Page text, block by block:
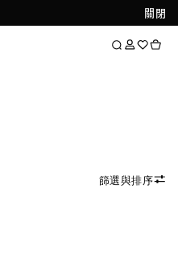
關閉
篩選與排序